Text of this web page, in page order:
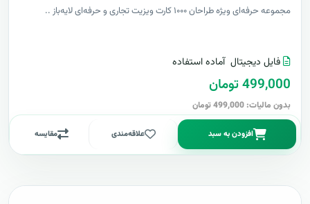
مجموعه حرفه‌ای ویژه طراحان ۱۰۰۰ کارت ویزیت تجاری و حرفه‌ای لایه‌باز ..
فایل دیجیتال آماده استفاده
499,000 تومان
بدون مالیات: 499,000 تومان
افزودن به سبد علاقه‌مندی مقایسه